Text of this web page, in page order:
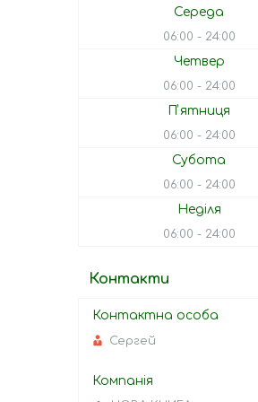
Середа
06:00 24:00
Четвер
06:00 24:00
Пʼятниця
06:00 24:00
Субота
06:00 24:00
Неділя
06:00 24:00
Контакти
Сергей